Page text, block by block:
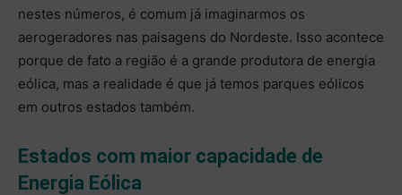
nestes números, é comum já imaginarmos os
aerogeradores nas paisagens do Nordeste. Isso acontece
porque de fato a região é a grande produtora de energia
eólica, mas a realidade é que já temos parques eólicos
em outros estados também.
Estados com maior capacidade de
Energia Eólica